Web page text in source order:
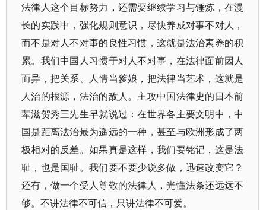
法律人这个目标努力，还需要继续学习与锤炼，在漫
长的实践中，强化规则意识，尽快养成对事不对人，
而不是对人不对事的良性习惯，这就是法治素养的积
累。我们中国人习惯于对人不对事，在法律面前因人
而异，把关系、人情当爹娘，把法律当艺术，这就是
人治的根源，法治的敌人。主攻中国法律史的日本前
辈滋贺秀三先生早就说过：在世界各主要文明中，中
国是距离法治最为遥远的一种，甚至与欧洲形成了两
极相对的反差。如果真是这样，我们要铭记，这是法
耻，也是国耻。我们要不要少说多做，迅速改变它？
还有，做一个受人尊敬的法律人，光懂法条还远远不
够。不讲法律不可信，只讲法律不可爱。